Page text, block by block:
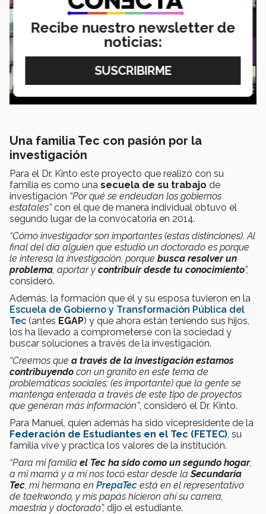
Una familia Tec con pasión por la
investigación
Para el Dr. Kinto este proyecto que realizó con su
familia es como una secuela de su trabajo de
investigación “Por qué se endeudan los gobiernos
estatales”con el que de manera individual obtuvo el
segundo lugar de la convocatoria en 2014.
“Cómo investigador son importantes (estas distinciones). Al
final del día alguien que estudió un doctorado es porque
le interesa la investigación, porque busca resolver un
problema , aportar y contribuir desde tu conocimiento”,
consideró.
Además, la formación que él y su esposa tuvieron en la
Escuela de Gobierno y Transformación Pública del
Tec (antes EGAP) y que ahora están teniendo sus hijos,
los ha llevado a comprometerse con la sociedad y
buscar soluciones a través de la investigación.
“Creemos que a través de la investigación estamos
contribuyendo con un granito en este tema de
problemáticas sociales; (es importante) que la gente se
mantenga enterada a través de este tipo de proyectos
que generan más información”, consideró el Dr. Kinto.
Para Manuel, quien además ha sido vicepresidente de la
Federación de Estudiantes en el Tec (FETEC) , su
familia vive y practica los valores de la institución.
“Para mi familia el Tec ha sido como un segundo hogar,
a mi mamá y a mi nos tocó estar desde laSecundaria
Tec , mi hermana en PrepaTec está en el representativo
de taekwondo, y mis papás hicieron ahí su carrera,
maestría y doctorado”, dijo el estudiante.
Recibe nuestro newsletter de
noticias: